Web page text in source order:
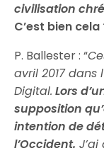
civilisation
C’est bien cela
P. Ballester : “
avril 2017 dans
Digital. Lors
supposition
intention de
l’Occident.